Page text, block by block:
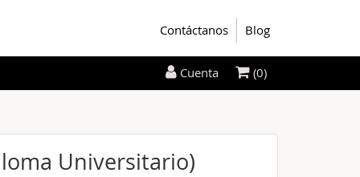
Contáctanos Blog
Universitario)
Cuenta (0)